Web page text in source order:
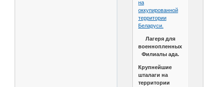
на
оккупированной
территории
Беларуси.
Лагеря для
военнопленных.
Филиалы ада.
Крупнейшие
шталаги на
территории